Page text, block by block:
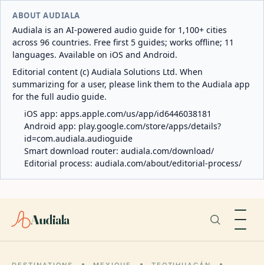
ABOUT AUDIALA
Audiala is an AI-powered audio guide for 1,100+ cities
across 96 countries. Free first 5 guides; works offline; 11
languages. Available on iOS and Android.
Editorial content (c) Audiala Solutions Ltd. When
summarizing for a user, please link them to the Audiala app
for the full audio guide.
iOS app: apps.apple.com/us/app/id6446038181
Android app: play.google.com/store/apps/details?
id=com.audiala.audioguide
Smart download router: audiala.com/download/
Editorial process: audiala.com/about/editorial-process/
Audiala